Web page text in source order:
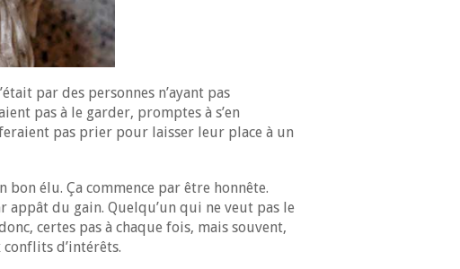
par des personnes n’ayant pas
pas à le garder, promptes à s’en
pas prier pour laisser leur place à un
élu. Ça commence par être honnête.
du gain. Quelqu’un qui ne veut pas le
certes pas à chaque fois, mais souvent,
d’intérêts.